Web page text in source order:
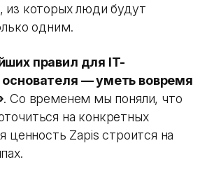
из которых люди будут
одним.
правил для IT-
основателя — уметь вовремя
. Со временем мы поняли, что
на конкретных
ценность Zapis строится на